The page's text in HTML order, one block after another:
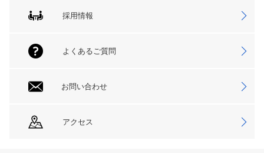
採用情報
よくあるご質問
お問い合わせ
アクセス